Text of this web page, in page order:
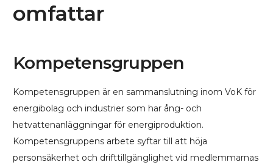
omfattar
Kompetensgruppen
Kompetensgruppen är en sammanslutning inom VoK för
energibolag och industrier som har ång- och
hetvattenanläggningar för energiproduktion.
Kompetensgruppens arbete syftar till att höja
personsäkerhet och drifttillgänglighet vid medlemmarnas